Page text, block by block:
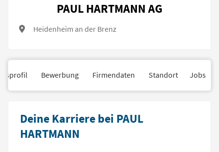
PAUL HARTMANN AG
Heidenheim an der Brenz
Bewerbung Firmendaten Standort Jobs
Deine Karriere bei PAUL
HARTMANN